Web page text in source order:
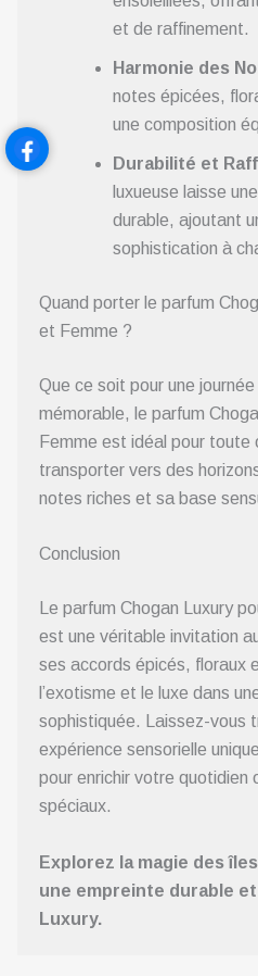
et de raffinement.
Harmonie des
notes épicées,
une composition
Durabilité et
luxueuse laisse
durable, ajoutant
sophistication à
Quand porter le parfum
et Femme ?
Que ce soit pour une
mémorable, le parfum
Femme est idéal pour toute
transporter vers des
notes riches et sa base
Conclusion
Le parfum Chogan Luxury
est une véritable invitation
ses accords épicés, floraux
l’exotisme et le luxe dans
sophistiquée. Laissez-vous
expérience sensorielle
pour enrichir votre quotidien
spéciaux.
Explorez la magie des
une empreinte durable
Luxury.